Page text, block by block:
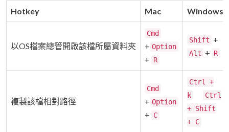
Hotkey Mac Windows
以OS檔案總管開啟該檔所屬資料夾
Cmd
+ Option
+ R
Shift +
Alt + R
複製該檔相對路徑
Cmd
+ Option
+ C
Ctrl +
k
Ctrl
+ Shift
+ C